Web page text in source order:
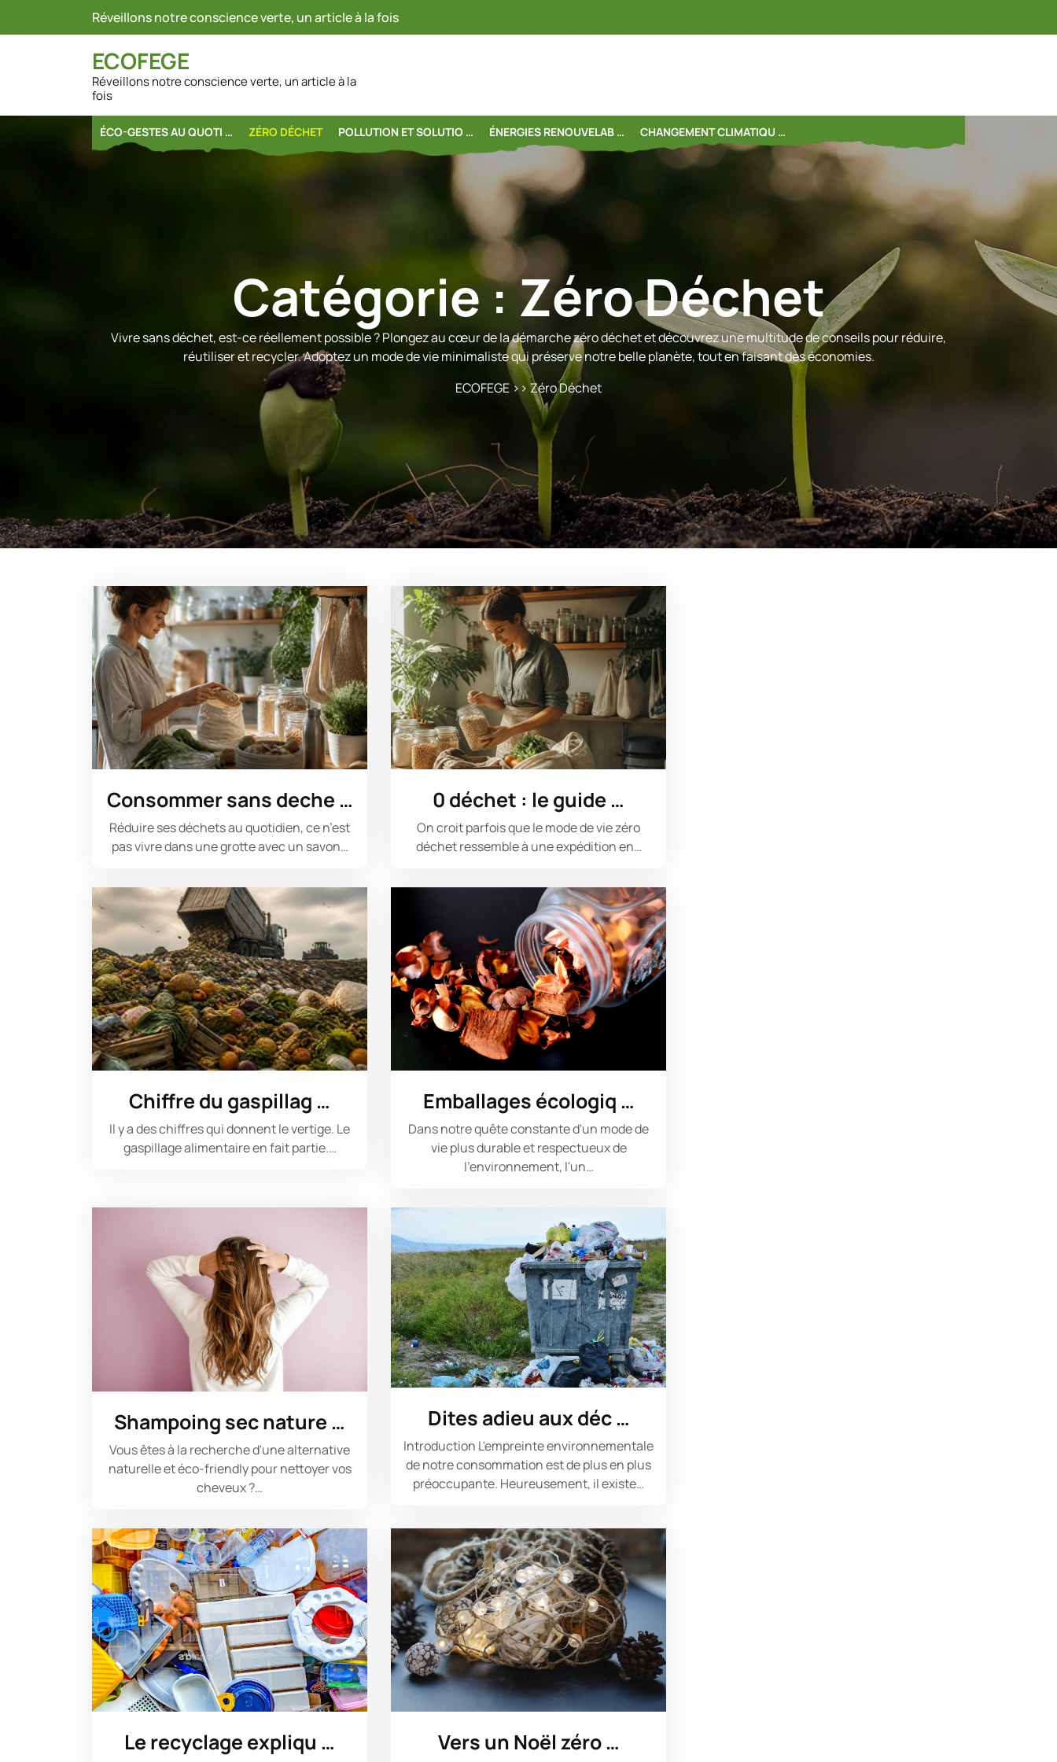
Réveillons notre conscience verte, un article à la fois
ECOFEGE
Réveillons notre conscience verte, un article à la
fois
ÉCO-GESTES AU QUOTI … ZÉRO DÉCHET POLLUTION ET SOLUTIO … ÉNERGIES RENOUVELAB … CHANGEMENT CLIMATIQU …
Catégorie :Zéro Déchet
Vivre sans déchet, est-ce réellement possible ? Plongez au cœur de la démarche zéro déchet et découvrez une multitude de conseils pour réduire,
réutiliser et recycler. Adoptez un mode de vie minimaliste qui préserve notre belle planète, tout en faisant des économies.
ECOFEGE>>Zéro Déchet
Consommer sans deche …
Réduire ses déchets au quotidien, ce n’est
pas vivre dans une grotte avec un savon…
0 déchet : le guide …
On croit parfois que le mode de vie zéro
déchet ressemble à une expédition en…
Chiffre du gaspillag …
Il y a des chiffres qui donnent le vertige. Le
gaspillage alimentaire en fait partie.…
Emballages écologiq …
Dans notre quête constante d'un mode de
vie plus durable et respectueux de
l'environnement, l'un…
Shampoing sec nature …
Vous êtes à la recherche d'une alternative
naturelle et éco-friendly pour nettoyer vos
cheveux ?…
Dites adieu aux déc …
Introduction L'empreinte environnementale
de notre consommation est de plus en plus
préoccupante. Heureusement, il existe…
Le recyclage expliqu … Vers un Noël zéro …